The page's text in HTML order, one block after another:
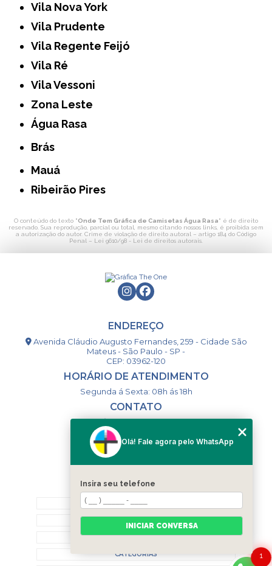
Vila Nova York
Vila Prudente
Vila Regente Feijó
Vila Ré
Vila Vessoni
Zona Leste
Água Rasa
Brás
Mauá
Ribeirão Pires
O conteúdo do texto "Onde Tem Gráfica de Camisetas Água Rasa" é de direito
reservado. Sua reprodução, parcial ou total, mesmo citando nossos links, é proibida sem
a autorização do autor. Crime de violação de direito autoral – artigo 184 do Código
Penal – Lei 9610/98 - Lei de direitos autorais
ENDEREÇO
Avenida Cláudio Augusto Fernandes, 259 - Cidade São
Mateus - São Paulo - SP -
CEP: 03962-120
HORÁRIO DE ATENDIMENTO
Segunda á Sexta: 08h ás 18h
CONTATO
(11) 98993-9556
togsm1@gmail.com
MENU
HOME
CONTATO
CATEGORIAS 1
Olá! Fale agora pelo WhatsApp
Insira seu telefone
INICIAR CONVERSA